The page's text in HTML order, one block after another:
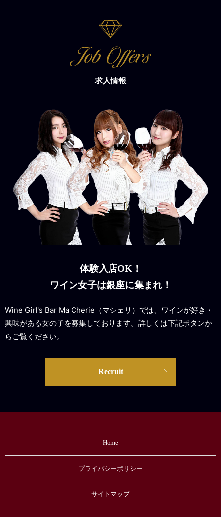
求人情報
体験入店OK！
ワイン女子は銀座に集まれ！
Wine Girl's Bar Ma Cherie（マシェリ）では、ワインが好き・
興味がある女の子を募集しております。詳しくは下記ボタンか
らご覧ください。
Recruit
Home
プライバシーポリシー
サイトマップ